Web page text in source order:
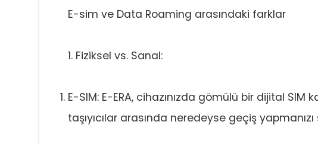
E-sim ve Data Roaming arasındaki farklar
1. Fiziksel vs. Sanal:
E-SIM: E-ERA, cihazınızda gömülü bir dijital
taşıyıcılar arasında neredeyse geçiş